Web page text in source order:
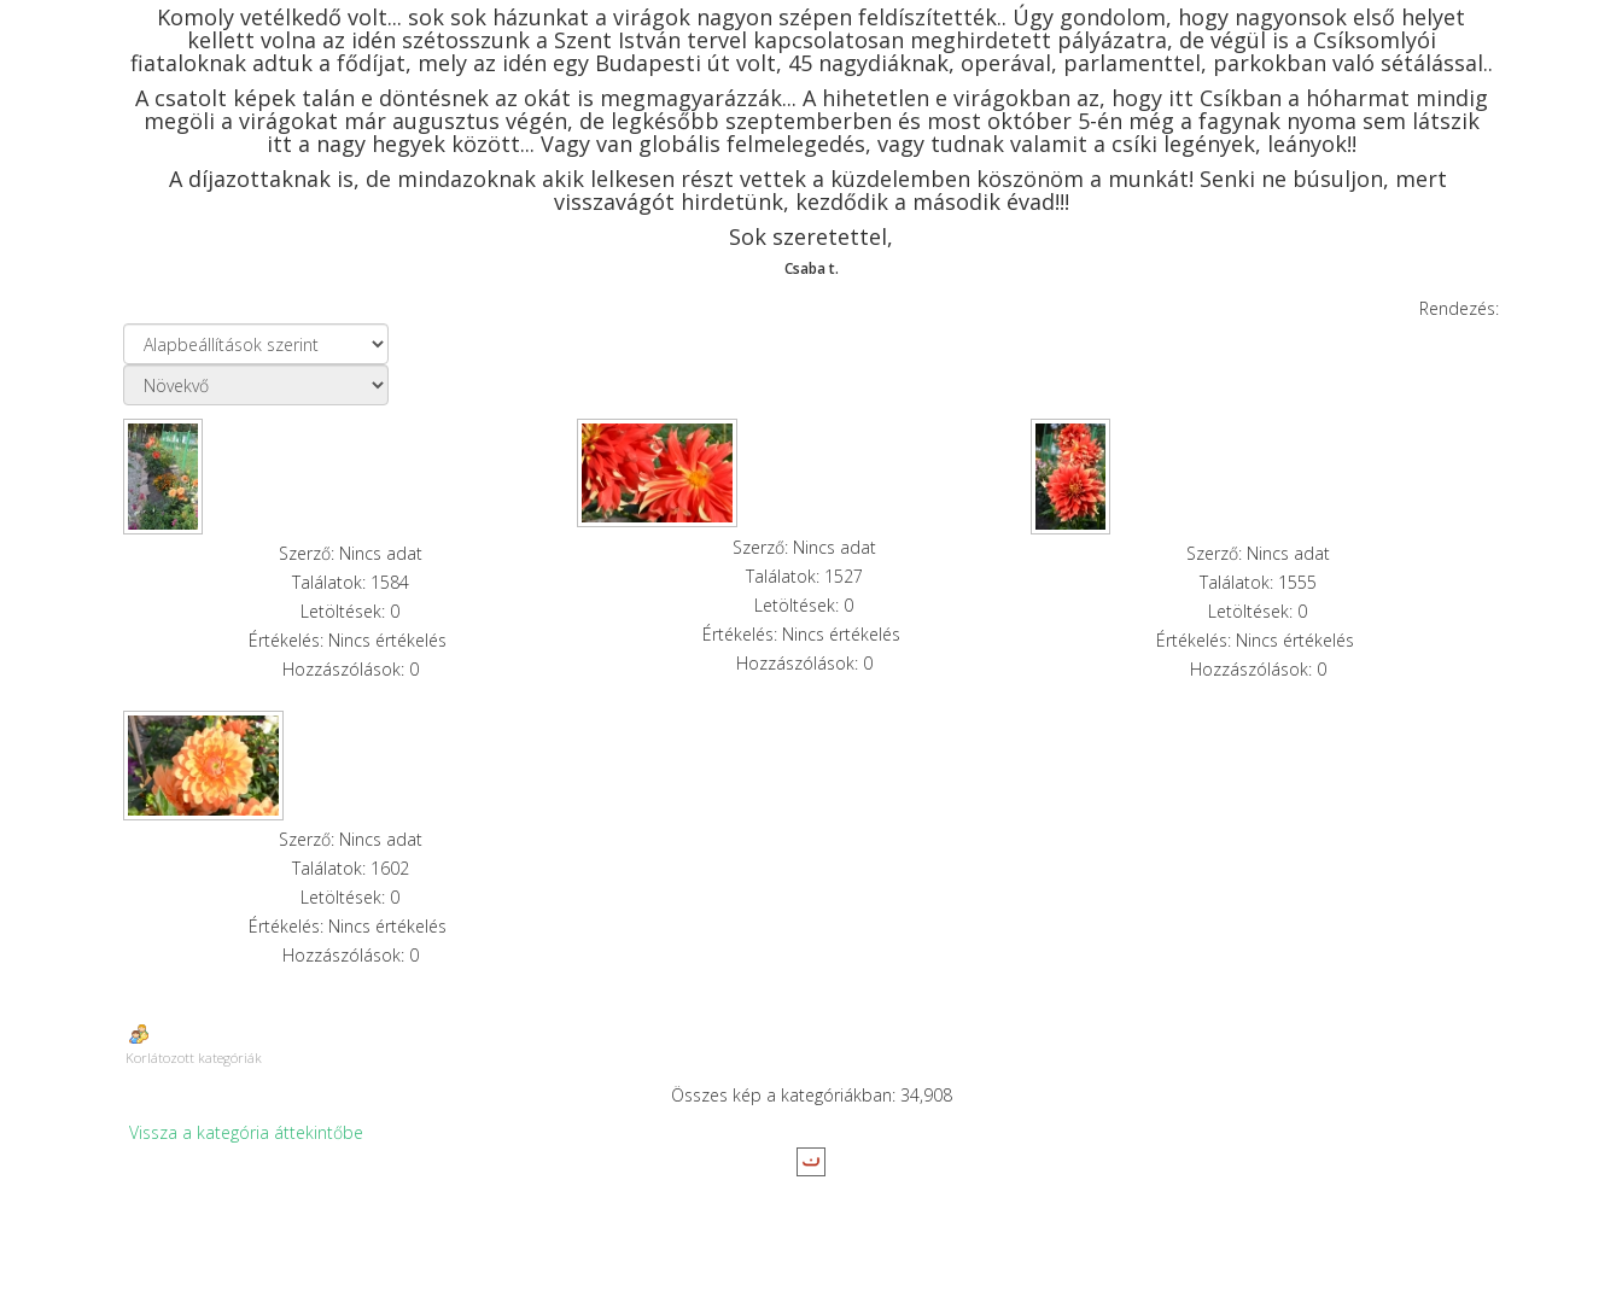
Komoly vetélkedő volt... sok sok házunkat a virágok nagyon szépen feldíszítették.. Úgy gondolom, hogy nagyonsok első helyet
kellett volna az idén szétosszunk a Szent István tervel kapcsolatosan meghirdetett pályázatra, de végül is a Csíksomlyói
fiataloknak adtuk a fődíjat, mely az idén egy Budapesti út volt, 45 nagydiáknak, operával, parlamenttel, parkokban való sétálással..
A csatolt képek talán e döntésnek az okát is megmagyarázzák... A hihetetlen e virágokban az, hogy itt Csíkban a hóharmat mindig
megöli a virágokat már augusztus végén, de legkésőbb szeptemberben és most október 5-én még a fagynak nyoma sem látszik
itt a nagy hegyek között... Vagy van globális felmelegedés, vagy tudnak valamit a csíki legények, leányok!!
A díjazottaknak is, de mindazoknak akik lelkesen részt vettek a küzdelemben köszönöm a munkát! Senki ne búsuljon, mert
visszavágót hirdetünk, kezdődik a második évad!!!
Sok szeretettel,
Csaba t.
Rendezés:
Szerző: Nincs adat
Találatok: 1584
Letöltések: 0
Értékelés: Nincs értékelés
Hozzászólások: 0
Szerző: Nincs adat
Találatok: 1527
Letöltések: 0
Értékelés: Nincs értékelés
Hozzászólások: 0
Szerző: Nincs adat
Találatok: 1555
Letöltések: 0
Értékelés: Nincs értékelés
Hozzászólások: 0
Szerző: Nincs adat
Találatok: 1602
Letöltések: 0
Értékelés: Nincs értékelés
Hozzászólások: 0
Korlátozott kategóriák
Összes kép a kategóriákban: 34,908
Vissza a kategória áttekintőbe